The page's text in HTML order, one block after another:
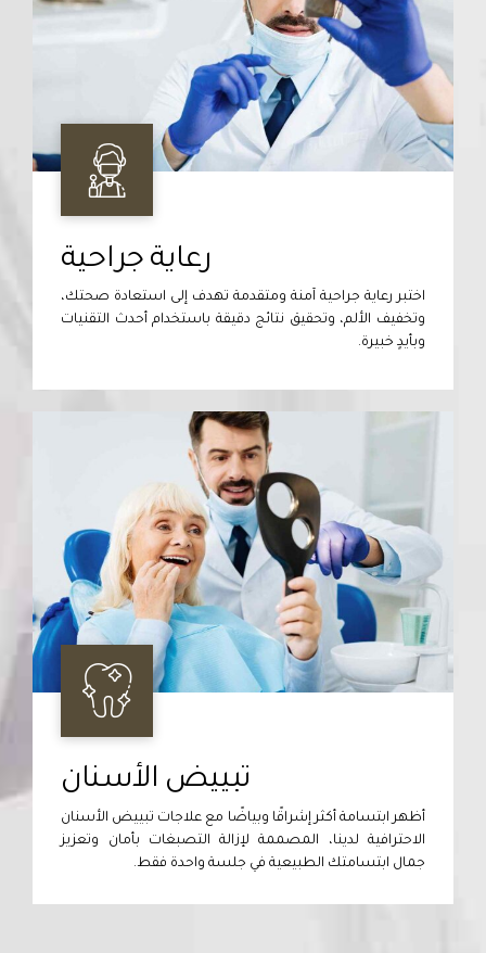
رعاية جراحية
اختبر رعاية جراحية آمنة ومتقدمة تهدف إلى استعادة صحتك،
وتخفيف الألم، وتحقيق نتائج دقيقة باستخدام أحدث التقنيات
وبأيدٍ خبيرة.
تبييض الأسنان
أظهر ابتسامة أكثر إشراقًا وبياضًا مع علاجات تبييض الأسنان
الاحترافية لدينا، المصممة لإزالة التصبغات بأمان وتعزيز
جمال ابتسامتك الطبيعية في جلسة واحدة فقط.